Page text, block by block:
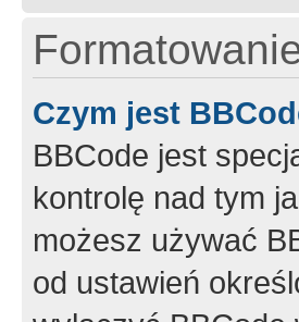
Czym jest
BBCode jest
kontrolę nad tym
możesz używać
od ustawień